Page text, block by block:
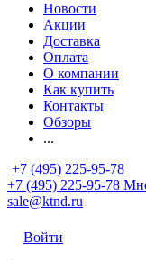
Новости
Акции
Доставка
Оплата
О компании
Как купить
Контакты
Обзоры
...
+7 (495) 225-95-78
+7 (495) 225-95-78
sale@ktnd.ru
Войти